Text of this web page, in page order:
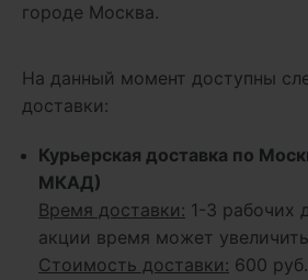
городе Москва.
На данный момент доступны
доставки:
Курьерская доставка по
МКАД)
Время доставки: 1-3 рабочих
акции время может
Стоимость доставки: 600 руб.